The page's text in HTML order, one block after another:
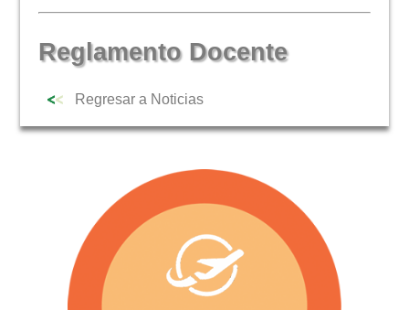
Reglamento Docente
Regresar a Noticias